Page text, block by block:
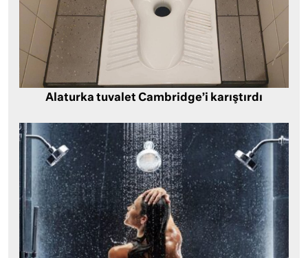
Alaturka tuvalet Cambridge’i karıştırdı